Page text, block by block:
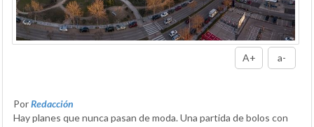
A+ a-
PorRedacción
Hay planes que nunca pasan de moda. Una partida de bolos con